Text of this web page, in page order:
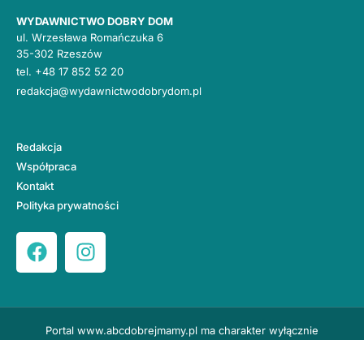
WYDAWNICTWO DOBRY DOM
ul. Wrzesława Romańczuka 6
35-302 Rzeszów
tel. +48 17 852 52 20
redakcja@wydawnictwodobrydom.pl
Redakcja
Współpraca
Kontakt
Polityka prywatności
Portal www.abcdobrejmamy.pl ma charakter wyłącznie